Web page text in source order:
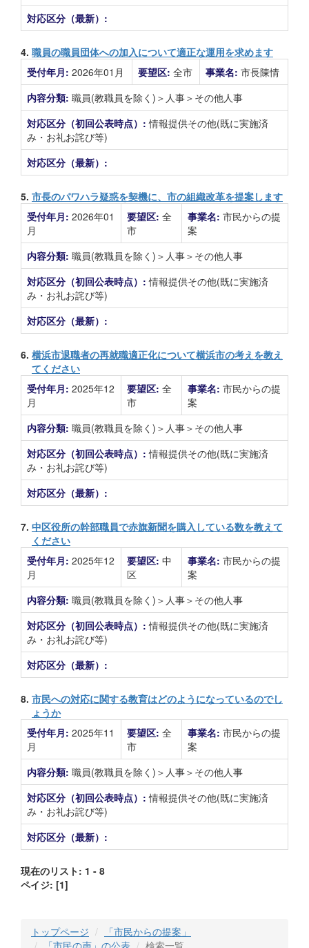
対応区分（最新）:
4. 職員の職員団体への加入について適正な運用を求めます
受付年月: 2026年01月 要望区: 全市 事業名: 市長陳情
内容分類: 職員(教職員を除く)＞人事＞その他人事
対応区分（初回公表時点）:情報提供その他(既に実施済
み・お礼お詫び等)
対応区分（最新）:
5. 市長のパワハラ疑惑を契機に、市の組織改革を提案します
受付年月: 2026年01
月
要望区: 全
市
事業名: 市民からの提
案
内容分類: 職員(教職員を除く)＞人事＞その他人事
対応区分（初回公表時点）:情報提供その他(既に実施済
み・お礼お詫び等)
対応区分（最新）:
6. 横浜市退職者の再就職適正化について横浜市の考えを教え
てください
受付年月: 2025年12
月
要望区: 全
市
事業名: 市民からの提
案
内容分類: 職員(教職員を除く)＞人事＞その他人事
対応区分（初回公表時点）:情報提供その他(既に実施済
み・お礼お詫び等)
対応区分（最新）:
7. 中区役所の幹部職員で赤旗新聞を購入している数を教えて
ください
受付年月: 2025年12
月
要望区: 中
区
事業名: 市民からの提
案
内容分類: 職員(教職員を除く)＞人事＞その他人事
対応区分（初回公表時点）:情報提供その他(既に実施済
み・お礼お詫び等)
対応区分（最新）:
8. 市民への対応に関する教育はどのようになっているのでし
ょうか
受付年月: 2025年11
月
要望区: 全
市
事業名: 市民からの提
案
内容分類: 職員(教職員を除く)＞人事＞その他人事
対応区分（初回公表時点）:情報提供その他(既に実施済
み・お礼お詫び等)
対応区分（最新）:
現在のリスト: 1 - 8
ペイジ: [1]
トップページ
「市民からの提案」
「市民の声」の公表
検索一覧